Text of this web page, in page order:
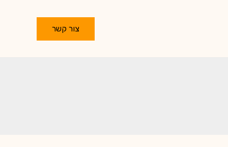
צור קשר